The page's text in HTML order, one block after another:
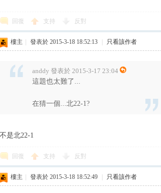
回復 支持 反對
樓主 發表於 2015-3-18 18:52:13 只看該作者
anddy 發表於 2015-3-17 23:04
這題也太難了...
在猜一個...北22-1?
不是北22-1
回復 支持 反對
樓主 發表於 2015-3-18 18:52:49 只看該作者